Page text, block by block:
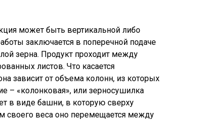
может быть вертикальной либо
заключается в поперечной подаче
зерна. Продукт проходит между
листов. Что касается
зависит от объема колонн, из которых
– «колонковая», или зерносушилка
в виде башни, в которую сверху
своего веса оно перемещается между